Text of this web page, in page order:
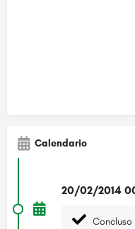
Calendario
20/02/2014
Concluso